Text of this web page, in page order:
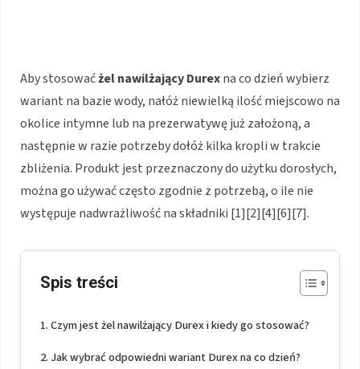
Aby stosowaćżel nawilżający Durexna co dzień wybierz
wariant na bazie wody, nałóż niewielką ilość miejscowo na
okolice intymne lub na prezerwatywę już założoną, a
następnie w razie potrzeby dołóż kilka kropli w trakcie
zbliżenia. Produkt jest przeznaczony do użytku dorosłych,
można go używać często zgodnie z potrzebą, o ile nie
występuje nadwrażliwość na składniki [1][2][4][6][7].
Spis treści
Czym jest żel nawilżający Durex i kiedy go stosować?
Jak wybrać odpowiedni wariant Durex na co dzień?